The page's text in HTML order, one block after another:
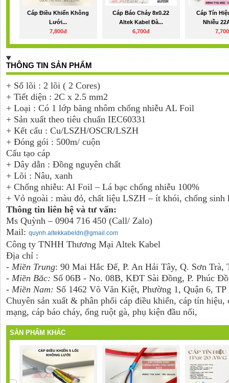
Cáp Điều Khiển Không
Lưới...
7,800đ
Cáp Báo Cháy 8x0.22
Altek Kabel Đà...
6,700đ
Cáp Tín
Nhiễu
THÔNG TIN SẢN PHẨM
+ Số lõi : 2 lõi ( 2 Cores)
+ Tiết diện : 2C x 2.5 mm2
+ Loại : Có 1 lớp băng nhôm chống nhiễu AL Foil
+ Sản xuất theo tiêu chuẩn IEC60331
+ Kết cấu : Cu/LSZH/OSCR/LSZH
+ Đóng gói : 500m/ cuộn
Cấu tạo cáp
+ Dây dẫn : Đồng nguyên chất
+ Lõi : Nâu, xanh
+ Chống nhiễu: Al Foil – Lá bạc chống nhiễu 100%
+ Vỏ ngoài : màu đỏ, chất liệu LSZH – ít khói, chống sinh
Thông tin liên hệ và tư vấn:
Ms Quỳnh – 0904 716 450 (Call/ Zalo)
Mail: quynh.altekkabeldn@gmail.com
Công ty TNHH Thương Mại Altek Kabel
Địa chỉ :
-Miền Trung: 90 Mai Hắc Đế, P. An Hải Tây, Q. Sơn Trà,
- Miền Bắc: Số 06B - No. 08B, KĐT Sài Đồng, P. Phúc
- Miền Nam: Số 1462 Võ Văn Kiệt, Phường 1, Quận 6,
Chuyên sản xuất & phân phối cáp điều khiển, cáp tín hiệu,
mạng, cáp báo cháy, ống ruột gà, phụ kiện đầu nối,
SẢN PHẨM KHÁC